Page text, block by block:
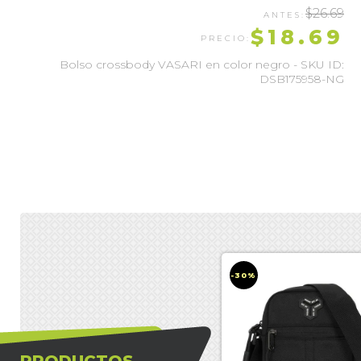
$26.69
$18.69
Bolso crossbody VASARI en color negro - SKU ID:
DSB175958-NG
-30%